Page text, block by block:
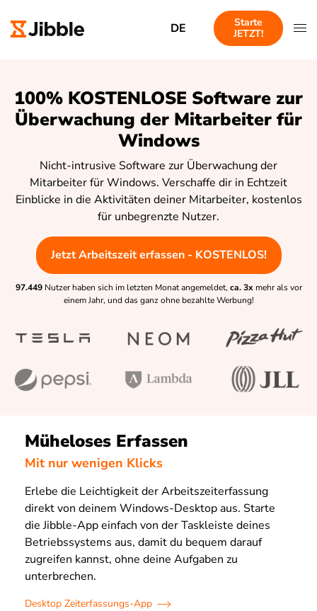
DE
Starte
JETZT!
100% KOSTENLOSE Software zur
Überwachung der Mitarbeiter für
Windows
Nicht-intrusive Software zur Überwachung der
Mitarbeiter für Windows. Verschaffe dir in Echtzeit
Einblicke in die Aktivitäten deiner Mitarbeiter, kostenlos
für unbegrenzte Nutzer.
Jetzt Arbeitszeit erfassen - KOSTENLOS!
97.449 Nutzer haben sich im letzten Monat angemeldet, ca. 3x mehr als vor
einem Jahr, und das ganz ohne bezahlte Werbung!
Müheloses Erfassen
Mit nur wenigen Klicks
Erlebe die Leichtigkeit der Arbeitszeiterfassung
direkt von deinem Windows-Desktop aus. Starte
die Jibble-App einfach von der Taskleiste deines
Betriebssystems aus, damit du bequem darauf
zugreifen kannst, ohne deine Aufgaben zu
unterbrechen.
Desktop Zeiterfassungs-App